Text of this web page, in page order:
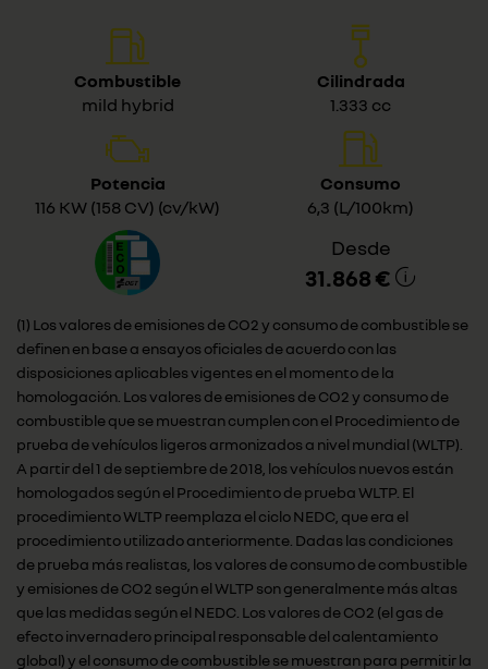
Combustible
mild hybrid
Cilindrada
1.333 cc
Potencia
116 KW (158 CV) (cv/kW)
Consumo
6,3 (L/100km)
Desde
31.868 €
(1) Los valores de emisiones de CO2 y consumo de combustible se
definen en base a ensayos oficiales de acuerdo con las
disposiciones aplicables vigentes en el momento de la
homologación. Los valores de emisiones de CO2 y consumo de
combustible que se muestran cumplen con el Procedimiento de
prueba de vehículos ligeros armonizados a nivel mundial (WLTP).
A partir del 1 de septiembre de 2018, los vehículos nuevos están
homologados según el Procedimiento de prueba WLTP. El
procedimiento WLTP reemplaza el ciclo NEDC, que era el
procedimiento utilizado anteriormente. Dadas las condiciones
de prueba más realistas, los valores de consumo de combustible
y emisiones de CO2 según el WLTP son generalmente más altas
que las medidas según el NEDC. Los valores de CO2 (el gas de
efecto invernadero principal responsable del calentamiento
global) y el consumo de combustible se muestran para permitir la